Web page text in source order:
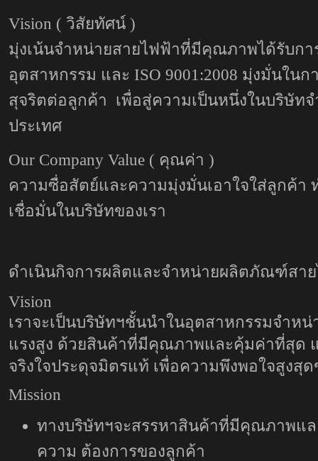
Vision ( วิสัยทัศน์ )
มุ่งเน้นจำหน่ายสายไฟฟ้าที่มีคุณภาพได้รับก
อุตสาหกรรม และ ISO 9001:2008 มุ่งมั่นใน
สุจริตต่อลูกค้า เพื่อสู่ความเป็นหนึ่งในบริษัท
ประเทศ
Our Company Value ( คุณค่า )
ความซื่อสัตย์และความมุ่งมั่นเอาใจใส่ลูกค้า
เชื่อมั่นในบริษัทของเรา
ดำเนินกิจการผลิตและจำหน่ายผลิตภัณฑ์สา
Vision
เราจะเป็นบริษัทฯชั้นนำในอุตสาหกรรมจำห
แรงสูง ด้วยสินค้าที่มีคุณภาพและคุ้มค่าที่สุด
จริงใจประดุจมิตรแท้ เพื่อความพึงพอใจสูง
Mission
ทางบริษัทฯจะสรรหาสินค้าที่มีคุณภาพแ
ความ ต้องการของลูกค้า